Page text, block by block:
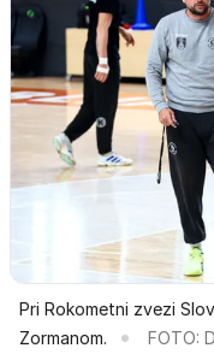
Pri Rokometni zvezi
Zormanom.
FOTO: